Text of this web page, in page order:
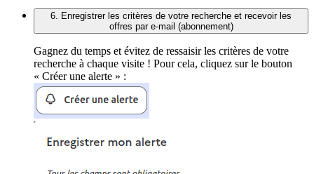
6. Enregistrer les critères de votre recherche et recevoir les
offres par e-mail (abonnement)
Gagnez du temps et évitez de ressaisir les critères de votre
recherche à chaque visite ! Pour cela, cliquez sur le bouton
« Créer une alerte » :